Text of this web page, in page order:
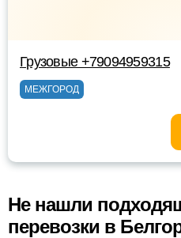
Грузовые +79094959315
МЕЖГОРОД
Не нашли
перевозки в